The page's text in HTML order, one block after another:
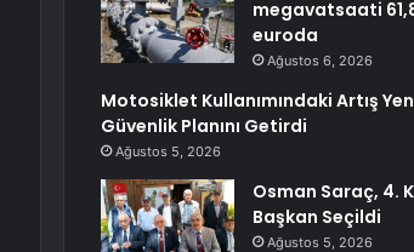
megavatsaati
euroda
Ağustos 6, 2026
Motosiklet Kullanımındaki Artış
Güvenlik Planını Getirdi
Ağustos 5, 2026
Osman Saraç, 4.
Başkan Seçildi
Ağustos 5, 2026